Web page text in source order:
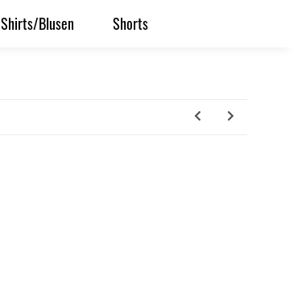
Shirts/Blusen Shorts